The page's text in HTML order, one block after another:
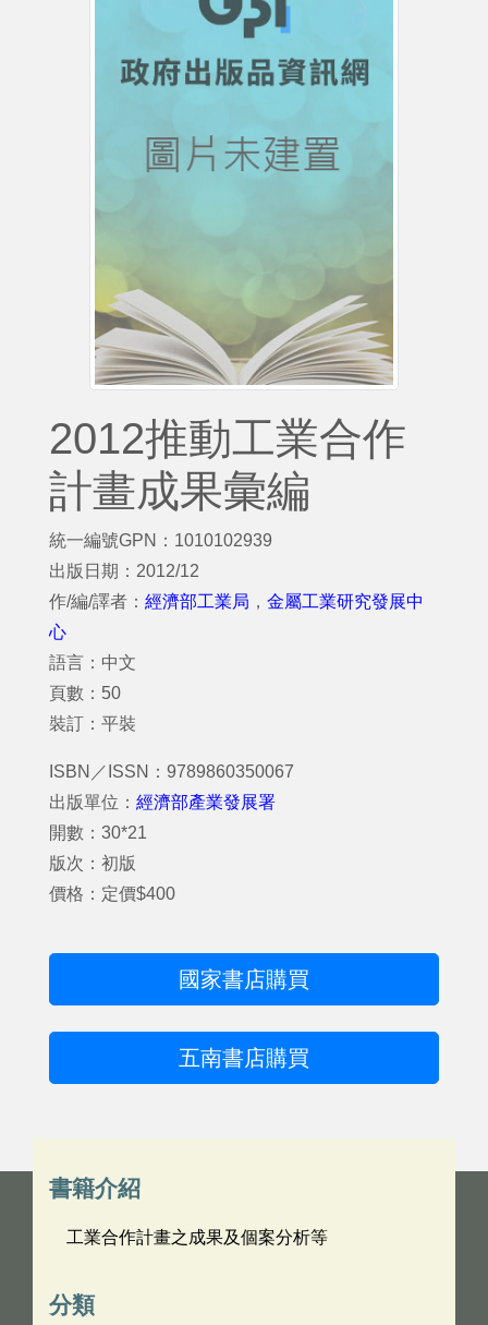
2012推動工業合作
計畫成果彙編
統一編號GPN：1010102939
出版日期：2012/12
作/編/譯者： 經濟部工業局 ， 金屬工業研究發展中
心
語言：中文
頁數：50
裝訂：平裝
ISBN／ISSN：9789860350067
出版單位： 經濟部產業發展署
開數：30*21
版次：初版
價格：定價$400
國家書店購買
五南書店購買
書籍介紹
工業合作計畫之成果及個案分析等
分類